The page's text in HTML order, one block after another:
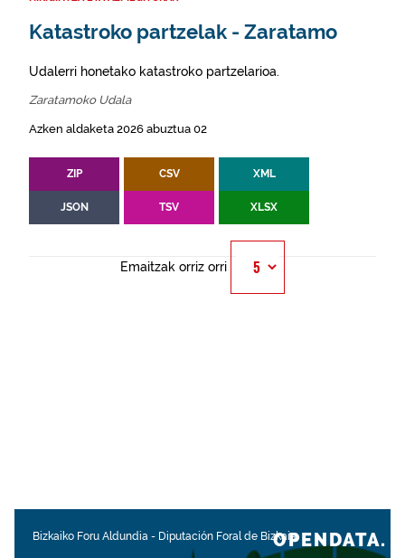
Katastroko partzelak - Zaratamo
Udalerri honetako katastroko partzelarioa.
Zaratamoko Udala
Azken aldaketa 2026 abuztua 02
ZIP CSV XML
JSON TSV XLSX
Emaitzak orriz orri
Bizkaiko Foru Aldundia - Diputación Foral de BizkaiaOPENDATA.